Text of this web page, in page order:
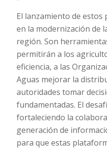
El lanzamiento de
en la modernización de
región. Son
permitirán a los
eficiencia, a las
Aguas mejorar la
autoridades tomar
fundamentadas. El
fortaleciendo la
generación de
para que estas